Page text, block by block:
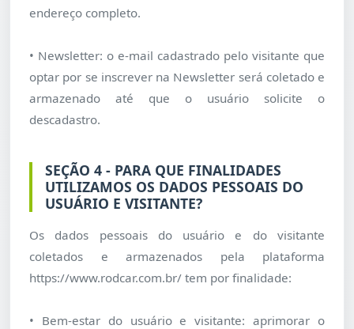
endereço completo.
• Newsletter: o e-mail cadastrado pelo visitante que
optar por se inscrever na Newsletter será coletado e
armazenado até que o usuário solicite o
descadastro.
SEÇÃO 4 - PARA QUE FINALIDADES
UTILIZAMOS OS DADOS PESSOAIS DO
USUÁRIO E VISITANTE?
Os dados pessoais do usuário e do visitante
coletados e armazenados pela plataforma
https://www.rodcar.com.br/ tem por finalidade:
• Bem-estar do usuário e visitante: aprimorar o